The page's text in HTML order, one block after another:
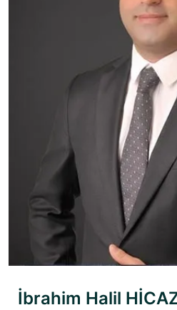
İbrahim Halil